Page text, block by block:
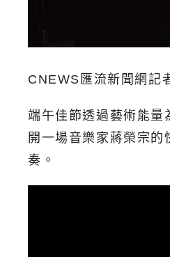
CNEWS匯流新聞網記
端午佳節透過藝術能量
開一場音樂家蔣榮宗
奏。